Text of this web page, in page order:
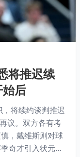
将推迟续
后
将续约谈判推迟
议。双方各有考
，戴维斯则对球
奇才引入状元AJ·